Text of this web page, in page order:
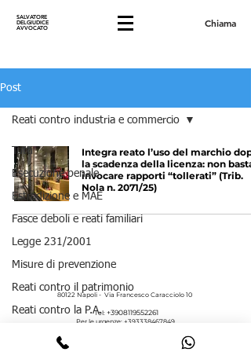
SALVATORE
DELGIUDICE
AVVOCATO Chiama
Post
Tutti
Esecuzione penale
Estradizione e MAE
Fasce deboli e reati familiari
Legge 231/2001
Misure di prevenzione
Reati contro il patrimonio
Reati contro la P.A.
Reati contro la persona
Reati contro industria e commercio
Integra reato l’uso del marchio
la scadenza della licenza: non basta
invocare rapporti “tollerati” (Trib.
Nola n. 2071/25)
80122 Napoli - Via Francesco Caracciolo 10
Tel: +3908119552261
Per le urgenze: +393338467849